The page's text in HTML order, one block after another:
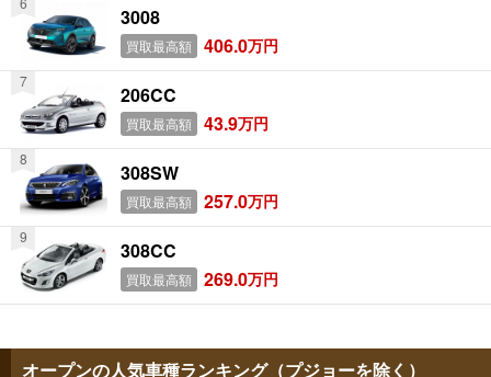
3008
買取最高額 406.0万円
206CC
買取最高額 43.9万円
308SW
買取最高額 257.0万円
308CC
買取最高額 269.0万円
オープンの人気車種ランキング（プジョーを除く）